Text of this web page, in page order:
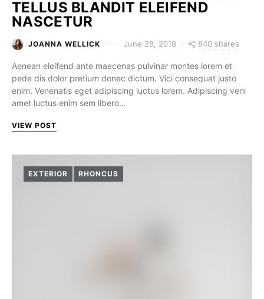
TELLUS BLANDIT ELEIFEND
NASCETUR
JOANNA WELLICK June 28, 2018 840 shares
Aenean eleifend ante maecenas pulvinar montes lorem et
pede dis dolor pretium donec dictum. Vici consequat justo
enim. Venenatis eget adipiscing luctus lorem. Adipiscing veni
amet luctus enim sem libero…
VIEW POST
EXTERIOR RHONCUS